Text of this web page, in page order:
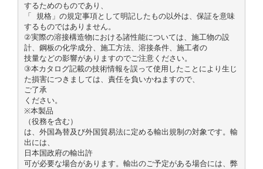
するためのものであり、
「 規格」の規定事項として明記したもの以外は、保証を意味
するものではありません。
②実際の溶接構造物における諸性能については、施工物の設
計、鋼板の化学成分、施工方法、溶接条件、施工者の
技量などの影響がありますのでご注意ください。
③本カタログ記載の技術情報を誤って使用したことにより生じ
た損害につきましては、責任を負いかねますので、
ご了承
ください。
※本製品
（役務を含む）
は、外国為替及び外国貿易法に定める輸出規制の対象です。輸
出には、
日本国政府の輸出許
可が必要な場合があります。輸出のご予定がある場合には、弊